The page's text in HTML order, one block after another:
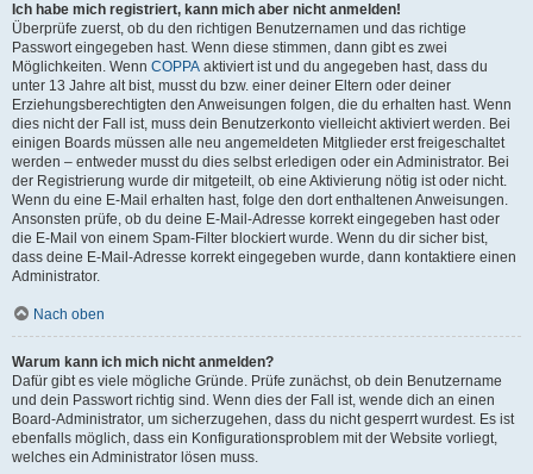
Ich habe mich registriert, kann mich aber nicht anmelden!
Überprüfe zuerst, ob du den richtigen Benutzernamen und das richtige
Passwort eingegeben hast. Wenn diese stimmen, dann gibt es zwei
Möglichkeiten. Wenn COPPA aktiviert ist und du angegeben hast, dass du
unter 13 Jahre alt bist, musst du bzw. einer deiner Eltern oder deiner
Erziehungsberechtigten den Anweisungen folgen, die du erhalten hast. Wenn
dies nicht der Fall ist, muss dein Benutzerkonto vielleicht aktiviert werden. Bei
einigen Boards müssen alle neu angemeldeten Mitglieder erst freigeschaltet
werden – entweder musst du dies selbst erledigen oder ein Administrator. Bei
der Registrierung wurde dir mitgeteilt, ob eine Aktivierung nötig ist oder nicht.
Wenn du eine E-Mail erhalten hast, folge den dort enthaltenen Anweisungen.
Ansonsten prüfe, ob du deine E-Mail-Adresse korrekt eingegeben hast oder
die E-Mail von einem Spam-Filter blockiert wurde. Wenn du dir sicher bist,
dass deine E-Mail-Adresse korrekt eingegeben wurde, dann kontaktiere einen
Administrator.
Nach oben
Warum kann ich mich nicht anmelden?
Dafür gibt es viele mögliche Gründe. Prüfe zunächst, ob dein Benutzername
und dein Passwort richtig sind. Wenn dies der Fall ist, wende dich an einen
Board-Administrator, um sicherzugehen, dass du nicht gesperrt wurdest. Es ist
ebenfalls möglich, dass ein Konfigurationsproblem mit der Website vorliegt,
welches ein Administrator lösen muss.